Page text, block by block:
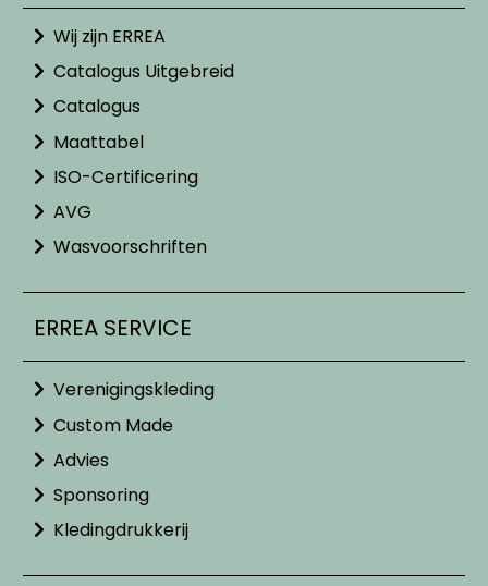
Wij zijn ERREA
Catalogus Uitgebreid
Catalogus
Maattabel
ISO-Certificering
AVG
Wasvoorschriften
ERREA SERVICE
Verenigingskleding
Custom Made
Advies
Sponsoring
Kledingdrukkerij